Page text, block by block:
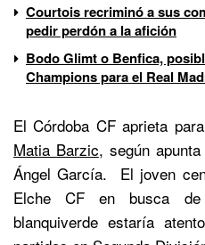
Courtois recriminó a sus
pedir perdón a la afición
Bodo Glimt o Benfica,
Champions para el Real
El Córdoba CF aprieta
Matia Barzic, según
Ángel García. El joven
Elche CF en busca
blanquiverde estaría